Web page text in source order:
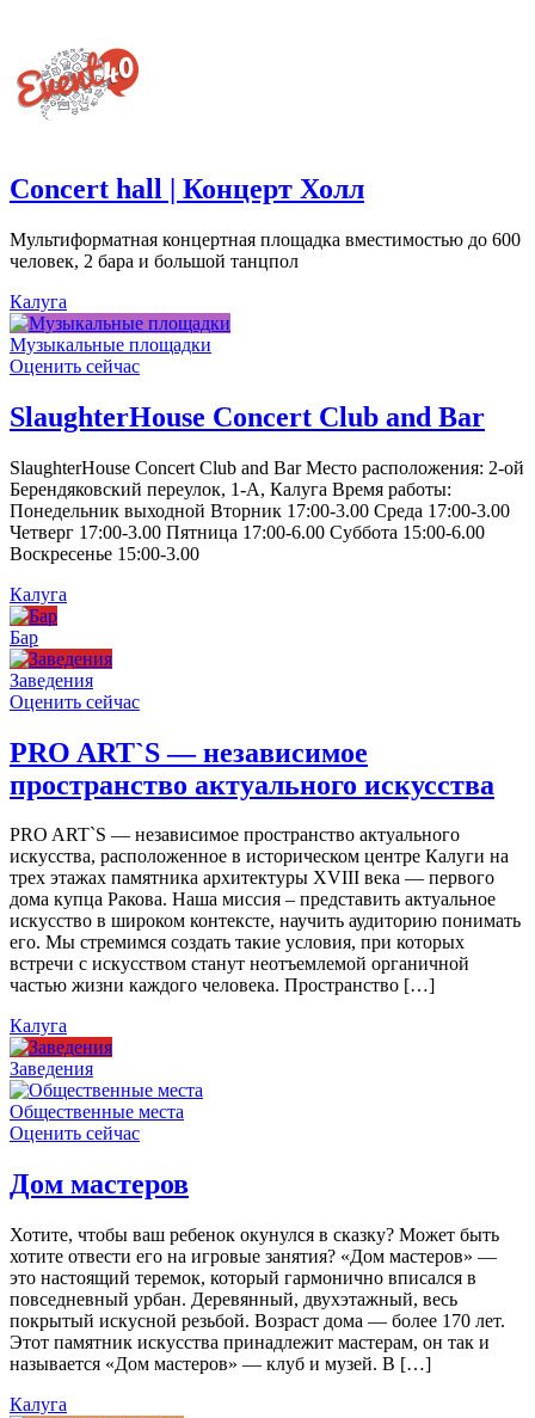
Concert hall | Концерт Холл
Мультиформатная концертная площадка вместимостью до 600
человек, 2 бара и большой танцпол
Калуга
Музыкальные площадки
Оценить сейчас
SlaughterHouse Concert Club and Bar
SlaughterHouse Concert Club and Bar Место расположения: 2-ой
Берендяковский переулок, 1-А, Калуга Время работы:
Понедельник выходной Вторник 17:00-3.00 Среда 17:00-3.00
Четверг 17:00-3.00 Пятница 17:00-6.00 Суббота 15:00-6.00
Воскресенье 15:00-3.00
Калуга
Бар
Заведения
Оценить сейчас
PRO ART`S — независимое
пространство актуального искусства
PRO ART`S — независимое пространство актуального
искусства, расположенное в историческом центре Калуги на
трех этажах памятника архитектуры XVIII века — первого
дома купца Ракова. Наша миссия – представить актуальное
искусство в широком контексте, научить аудиторию понимать
его. Мы стремимся создать такие условия, при которых
встречи с искусством станут неотъемлемой органичной
частью жизни каждого человека. Пространство […]
Калуга
Заведения
Общественные места
Оценить сейчас
Дом мастеров
Хотите, чтобы ваш ребенок окунулся в сказку? Может быть
хотите отвести его на игровые занятия? «Дом мастеров» —
это настоящий теремок, который гармонично вписался в
повседневный урбан. Деревянный, двухэтажный, весь
покрытый искусной резьбой. Возраст дома — более 170 лет.
Этот памятник искусства принадлежит мастерам, он так и
называется «Дом мастеров» — клуб и музей. В […]
Калуга